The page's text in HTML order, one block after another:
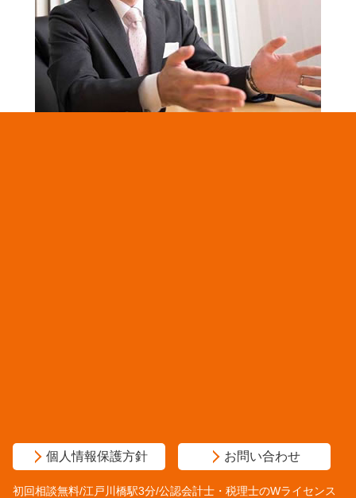
個人情報保護方針 お問い合わせ
初回相談無料/江戸川橋駅3分/公認会計士・税理士のWライセンス